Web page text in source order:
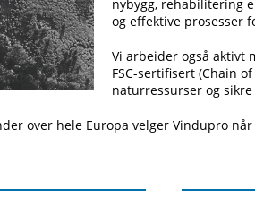
nybygg, rehabilitering
og effektive prosesser
Vi arbeider også aktivt
FSC-sertifisert (Chain
naturressurser og
over hele Europa velger Vindupro